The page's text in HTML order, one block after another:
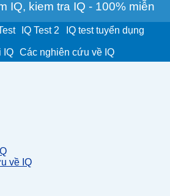
IQ, kiem tra IQ - 100% miễn
IQ Test 2
IQ test tuyển dụng
IQ Các nghiên cứu về IQ
về IQ